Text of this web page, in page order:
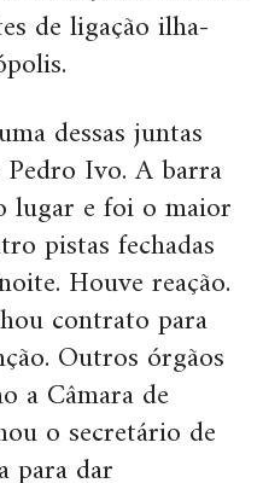
de ligação ilha-
dessas juntas
Ivo. A barra
lugar e foi o maior
pistas fechadas
Houve reação.
contrato para
Outros órgãos
a Câmara de
o secretário de
para dar